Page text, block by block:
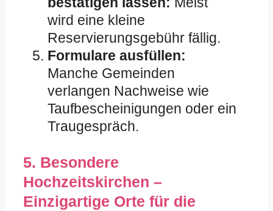
wird eine kleine
Reservierungsgebühr fällig.
Formulare ausfüllen:
Manche Gemeinden
verlangen Nachweise wie
Taufbescheinigungen oder ein
Traugespräch.
5. Besondere
Hochzeitskirchen –
Einzigartige Orte für die